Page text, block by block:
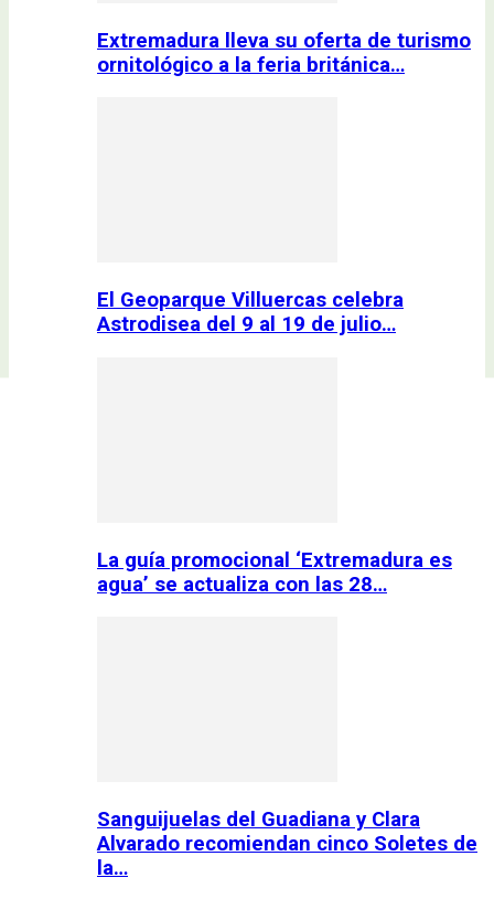
Extremadura lleva su oferta de turismo
ornitológico a la feria británica…
El Geoparque Villuercas celebra
Astrodisea del 9 al 19 de julio…
La guía promocional ‘Extremadura es
agua’ se actualiza con las 28…
Sanguijuelas del Guadiana y Clara
Alvarado recomiendan cinco Soletes de
la…